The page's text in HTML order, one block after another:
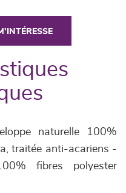
naturelle 100%
traitée anti-acariens -
fibres polyester